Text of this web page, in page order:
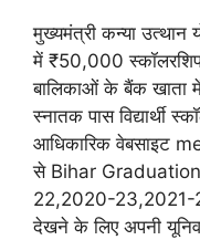
मुख्यमंत्री कन्या
में ₹50,000 स्कॉलरशिप
बालिकाओं के बैंक खाता में
स्नातक पास विद्यार्थी
आधिकारिक वेबसाइट
से Bihar
22,2020-23,2021-
देखने के लिए अपनी